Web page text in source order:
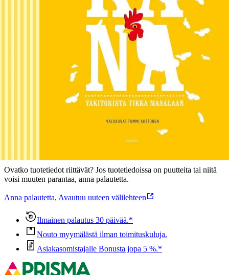
Yksi lintu, monta tajunnanräjäyttävän herkullista ruokaa. Kanaa
syödään kaikilla mantereilla, sen makumaailma on loputon. ”Kana -
kaikki kananpojasta” kattaa pöydän täyteen kanaruokia Tokiosta
Teksasiin, Suomesta Souliin. Herkuttelun ohella tutustutaan
maailman parhaisiin kanaravintoloihin, broilerin kiehtovaan
historiaan ja tavataan alan ammattilaisia, jotka huolehtivat siitä, että
kanaa löytyy kauppojen hyllyiltä.
Ominaisuudet
Ovatko tuotetiedot riittävät? Jos tuotetiedoissa on puutteita tai niitä
voisi muuten parantaa, anna palautetta.
Anna palautetta, Avautuu uuteen välilehteen
Ilmainen palautus 30 päivää.*
Nouto myymälästä ilman toimituskuluja.
Asiakasomistajalle Bonusta jopa 5 %.*